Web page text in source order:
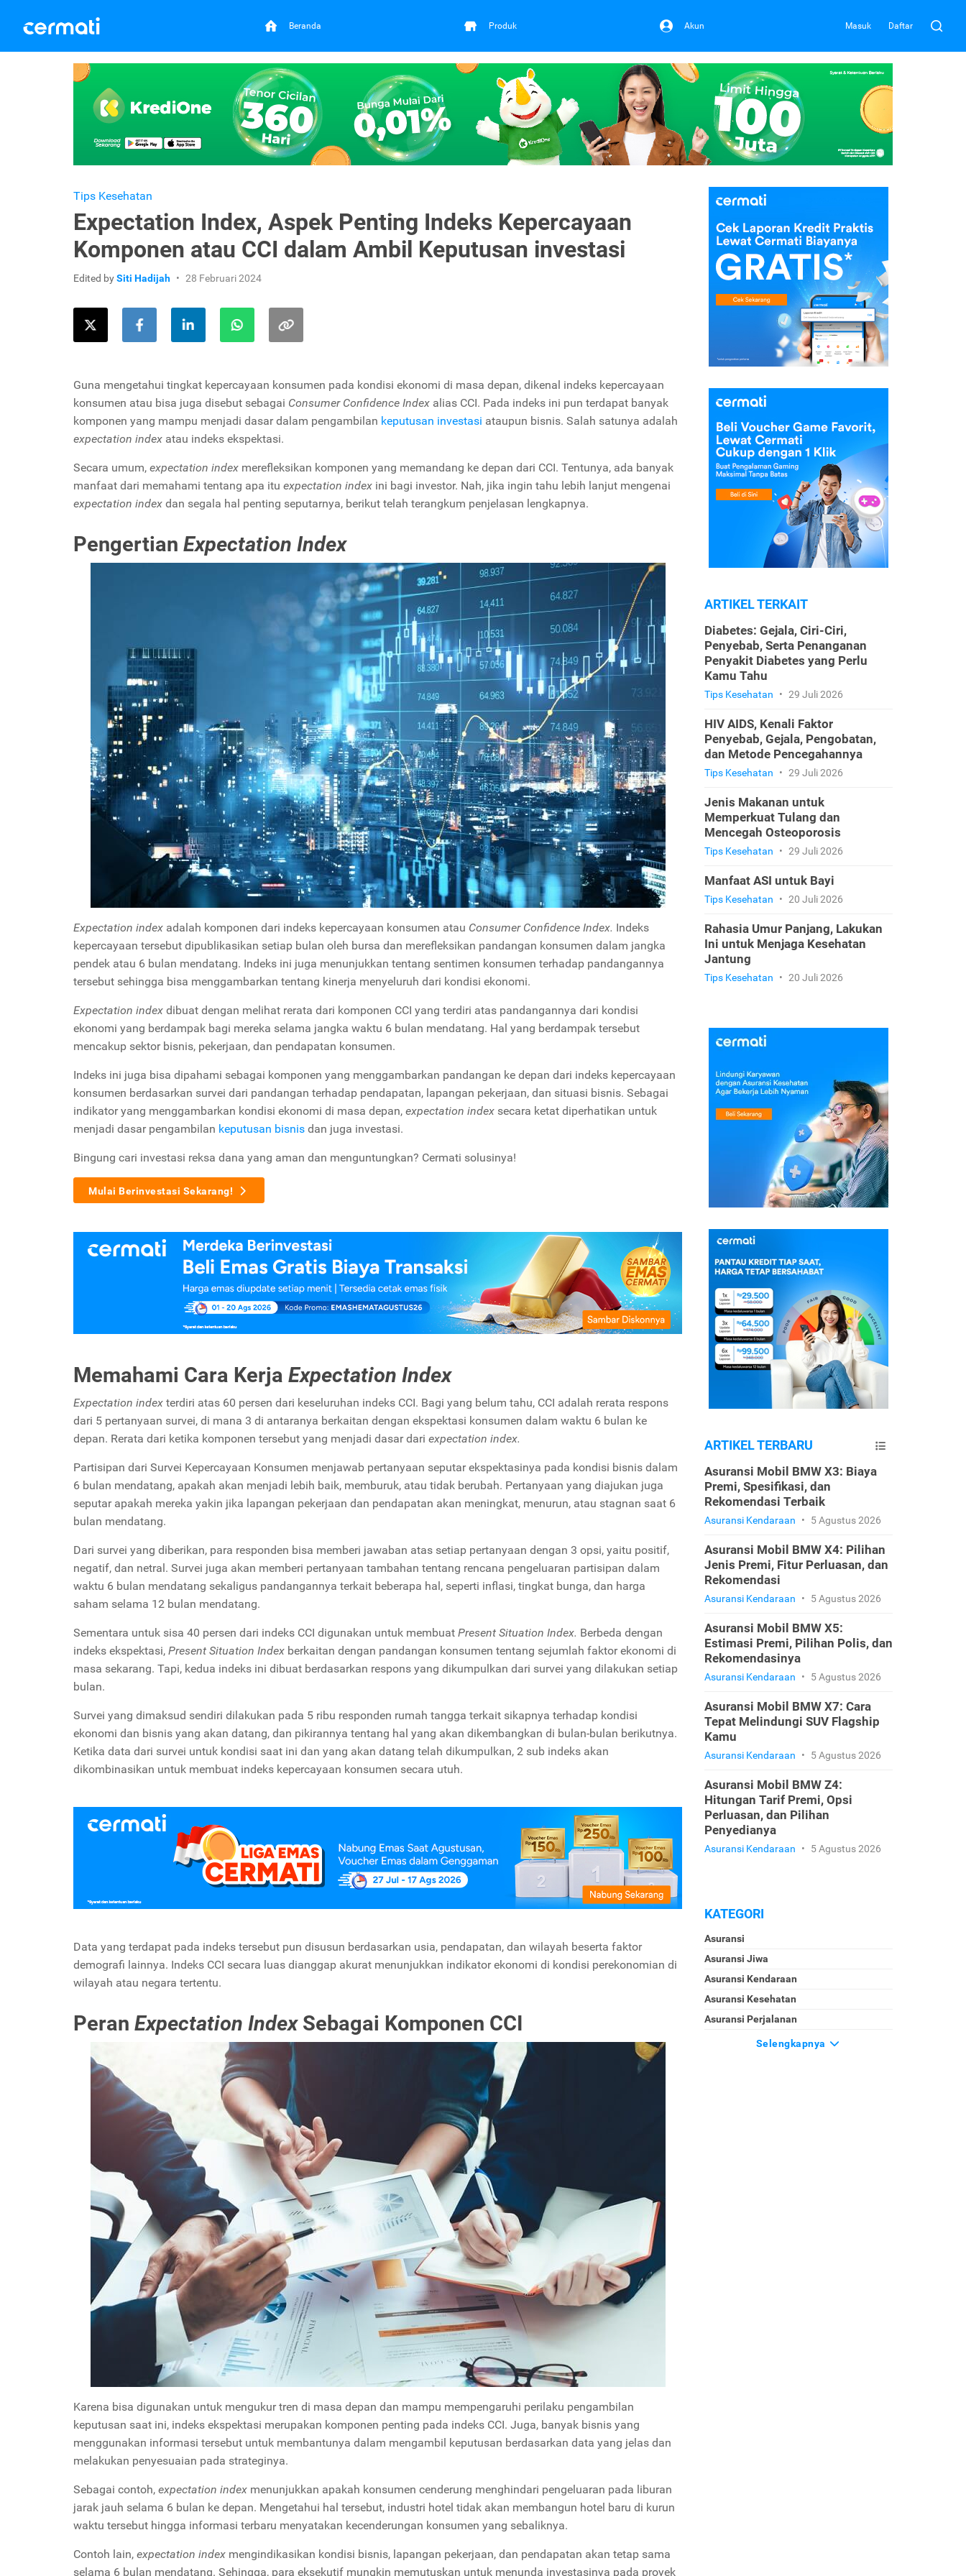
Beranda Produk Akun Masuk Daftar
Tips Kesehatan
Expectation Index, Aspek Penting Indeks Kepercayaan
Komponen atau CCI dalam Ambil Keputusan investasi
Edited bySiti Hadijah 28 Februari 2024
Guna mengetahui tingkat kepercayaan konsumen pada kondisi ekonomi di masa depan, dikenal indeks kepercayaan
konsumen atau bisa juga disebut sebagai Consumer Confidence Index alias CCI. Pada indeks ini pun terdapat banyak
komponen yang mampu menjadi dasar dalam pengambilan keputusan investasi ataupun bisnis. Salah satunya adalah
expectation index atau indeks ekspektasi.
Secara umum, expectation index merefleksikan komponen yang memandang ke depan dari CCI. Tentunya, ada banyak
manfaat dari memahami tentang apa itu expectation index ini bagi investor. Nah, jika ingin tahu lebih lanjut mengenai
expectation index dan segala hal penting seputarnya, berikut telah terangkum penjelasan lengkapnya.
Pengertian Expectation Index
Expectation index adalah komponen dari indeks kepercayaan konsumen atau Consumer Confidence Index. Indeks
kepercayaan tersebut dipublikasikan setiap bulan oleh bursa dan merefleksikan pandangan konsumen dalam jangka
pendek atau 6 bulan mendatang. Indeks ini juga menunjukkan tentang sentimen konsumen terhadap pandangannya
tersebut sehingga bisa menggambarkan tentang kinerja menyeluruh dari kondisi ekonomi.
Expectation index dibuat dengan melihat rerata dari komponen CCI yang terdiri atas pandangannya dari kondisi
ekonomi yang berdampak bagi mereka selama jangka waktu 6 bulan mendatang. Hal yang berdampak tersebut
mencakup sektor bisnis, pekerjaan, dan pendapatan konsumen.
Indeks ini juga bisa dipahami sebagai komponen yang menggambarkan pandangan ke depan dari indeks kepercayaan
konsumen berdasarkan survei dari pandangan terhadap pendapatan, lapangan pekerjaan, dan situasi bisnis. Sebagai
indikator yang menggambarkan kondisi ekonomi di masa depan, expectation index secara ketat diperhatikan untuk
menjadi dasar pengambilan keputusan bisnis dan juga investasi.
Bingung cari investasi reksa dana yang aman dan menguntungkan? Cermati solusinya!
Mulai Berinvestasi Sekarang!
Memahami Cara Kerja Expectation Index
Expectation index terdiri atas 60 persen dari keseluruhan indeks CCI. Bagi yang belum tahu, CCI adalah rerata respons
dari 5 pertanyaan survei, di mana 3 di antaranya berkaitan dengan ekspektasi konsumen dalam waktu 6 bulan ke
depan. Rerata dari ketika komponen tersebut yang menjadi dasar dari expectation index.
Partisipan dari Survei Kepercayaan Konsumen menjawab pertanyaan seputar ekspektasinya pada kondisi bisnis dalam
6 bulan mendatang, apakah akan menjadi lebih baik, memburuk, atau tidak berubah. Pertanyaan yang diajukan juga
seputar apakah mereka yakin jika lapangan pekerjaan dan pendapatan akan meningkat, menurun, atau stagnan saat 6
bulan mendatang.
Dari survei yang diberikan, para responden bisa memberi jawaban atas setiap pertanyaan dengan 3 opsi, yaitu positif,
negatif, dan netral. Survei juga akan memberi pertanyaan tambahan tentang rencana pengeluaran partisipan dalam
waktu 6 bulan mendatang sekaligus pandangannya terkait beberapa hal, seperti inflasi, tingkat bunga, dan harga
saham selama 12 bulan mendatang.
Sementara untuk sisa 40 persen dari indeks CCI digunakan untuk membuat Present Situation Index. Berbeda dengan
indeks ekspektasi, Present Situation Index berkaitan dengan pandangan konsumen tentang sejumlah faktor ekonomi di
masa sekarang. Tapi, kedua indeks ini dibuat berdasarkan respons yang dikumpulkan dari survei yang dilakukan setiap
bulan.
Survei yang dimaksud sendiri dilakukan pada 5 ribu responden rumah tangga terkait sikapnya terhadap kondisi
ekonomi dan bisnis yang akan datang, dan pikirannya tentang hal yang akan dikembangkan di bulan-bulan berikutnya.
Ketika data dari survei untuk kondisi saat ini dan yang akan datang telah dikumpulkan, 2 sub indeks akan
dikombinasikan untuk membuat indeks kepercayaan konsumen secara utuh.
Data yang terdapat pada indeks tersebut pun disusun berdasarkan usia, pendapatan, dan wilayah beserta faktor
demografi lainnya. Indeks CCI secara luas dianggap akurat menunjukkan indikator ekonomi di kondisi perekonomian di
wilayah atau negara tertentu.
Peran Expectation Index Sebagai Komponen CCI
Karena bisa digunakan untuk mengukur tren di masa depan dan mampu mempengaruhi perilaku pengambilan
keputusan saat ini, indeks ekspektasi merupakan komponen penting pada indeks CCI. Juga, banyak bisnis yang
menggunakan informasi tersebut untuk membantunya dalam mengambil keputusan berdasarkan data yang jelas dan
melakukan penyesuaian pada strateginya.
Sebagai contoh, expectation index menunjukkan apakah konsumen cenderung menghindari pengeluaran pada liburan
jarak jauh selama 6 bulan ke depan. Mengetahui hal tersebut, industri hotel tidak akan membangun hotel baru di kurun
waktu tersebut hingga informasi terbaru menyatakan kecenderungan konsumen yang sebaliknya.
Contoh lain, expectation index mengindikasikan kondisi bisnis, lapangan pekerjaan, dan pendapatan akan tetap sama
selama 6 bulan mendatang. Sehingga, para eksekutif mungkin memutuskan untuk menunda investasinya pada proyek
ARTIKEL TERKAIT
Diabetes: Gejala, Ciri-Ciri,
Penyebab, Serta Penanganan
Penyakit Diabetes yang Perlu
Kamu Tahu
Tips Kesehatan • 29 Juli 2026
HIV AIDS, Kenali Faktor
Penyebab, Gejala, Pengobatan,
dan Metode Pencegahannya
Tips Kesehatan • 29 Juli 2026
Jenis Makanan untuk
Memperkuat Tulang dan
Mencegah Osteoporosis
Tips Kesehatan • 29 Juli 2026
Manfaat ASI untuk Bayi
Tips Kesehatan • 20 Juli 2026
Rahasia Umur Panjang, Lakukan
Ini untuk Menjaga Kesehatan
Jantung
Tips Kesehatan • 20 Juli 2026
ARTIKEL TERBARU
Asuransi Mobil BMW X3: Biaya
Premi, Spesifikasi, dan
Rekomendasi Terbaik
Asuransi Kendaraan • 5 Agustus 2026
Asuransi Mobil BMW X4: Pilihan
Jenis Premi, Fitur Perluasan, dan
Rekomendasi
Asuransi Kendaraan • 5 Agustus 2026
Asuransi Mobil BMW X5:
Estimasi Premi, Pilihan Polis, dan
Rekomendasinya
Asuransi Kendaraan • 5 Agustus 2026
Asuransi Mobil BMW X7: Cara
Tepat Melindungi SUV Flagship
Kamu
Asuransi Kendaraan • 5 Agustus 2026
Asuransi Mobil BMW Z4:
Hitungan Tarif Premi, Opsi
Perluasan, dan Pilihan
Penyedianya
Asuransi Kendaraan • 5 Agustus 2026
KATEGORI
Asuransi
Asuransi Jiwa
Asuransi Kendaraan
Asuransi Kesehatan
Asuransi Perjalanan
Selengkapnya